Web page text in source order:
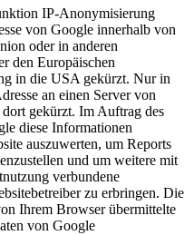
IP-Anonymisierung
von Google innerhalb von
oder in anderen
den Europäischen
in die USA gekürzt. Nur in
an einen Server von
gekürzt. Im Auftrag des
diese Informationen
auszuwerten, um Reports
und um weitere mit
verbundene
zu erbringen. Die
Ihrem Browser übermittelte
von Google